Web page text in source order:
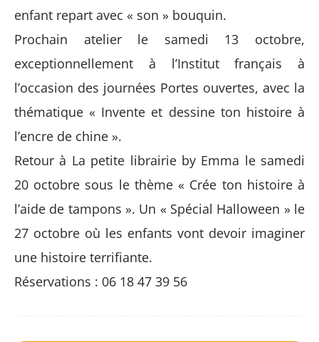
enfant repart avec « son » bouquin.
Prochain atelier le samedi 13 octobre,
exceptionnellement à l’Institut français à
l’occasion des journées Portes ouvertes, avec la
thématique « Invente et dessine ton histoire à
l’encre de chine ».
Retour à La petite librairie by Emma le samedi
20 octobre sous le thème « Crée ton histoire à
l’aide de tampons ». Un « Spécial Halloween » le
27 octobre où les enfants vont devoir imaginer
une histoire terrifiante.
Réservations : 06 18 47 39 56